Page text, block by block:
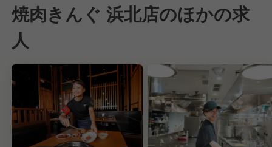
焼肉きんぐ 浜北店のほかの求
人